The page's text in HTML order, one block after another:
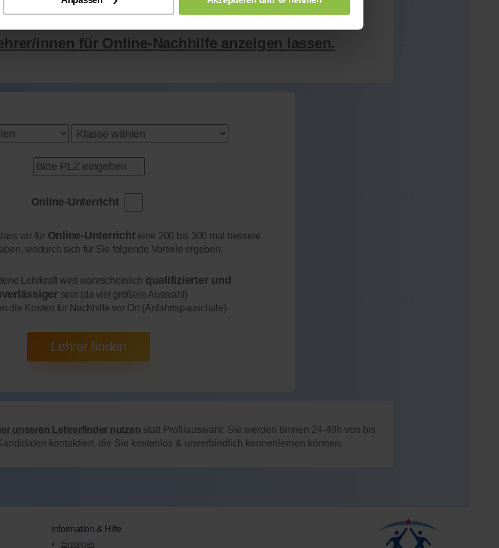
innen für Online-Nachhilfe anzeigen lassen.
Online-Unterricht
wir für Online-Unterrichteine 200 bis 300 mal bessere
wodurch sich für Sie folgende Vorteile ergeben:
Lehrkraft wird wahrscheinlich qualifizierter und
sein (da viel größere Auswahl)
die Kosten für Nachhilfe vor Ort (Anfahrtspauschale)
unseren Lehrerfinder nutzen statt Profilauswahl: Sie werden binnen 24-48h von bis
kontaktiert, die Sie kostenlos & unverbindlich kennenlernen können.
Information & Hilfe
Einloggen